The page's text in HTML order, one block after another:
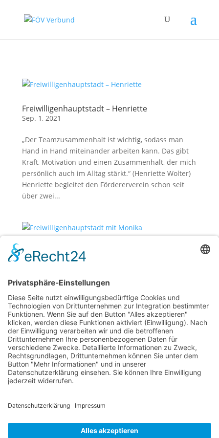
Freiwilligenhauptstadt – Henriette
Sep. 1, 2021
„Der Teamzusammenhalt ist wichtig, sodass man
Hand in Hand miteinander arbeiten kann. Das gibt
Kraft, Motivation und einen Zusammenhalt, der mich
persönlich auch im Alltag stärkt.“ (Henriette Wolter)
Henriette begleitet den Fördererverein schon seit
über zwei...
Freiwilligenhauptstadt mit Monika
Juli 23, 2021
„Man gibt nicht nur (Zeit, Aufmerksamkeit), sondern
bekommt mindestens genauso viel – wenn nicht
sogar mehr, – zurück.“(Monika Arneburg) Monika
engagiert sich seit vielen Jahren im Fördererverein
(beim „Care Express Spandau“). Anlässlich des...
Freiwilligenhauptstadt mit Jutta
immer wieder ein starkes, positives Gefühl aus.“